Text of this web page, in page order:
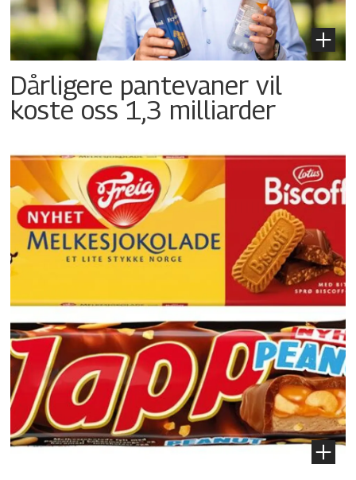
Dårligere pantevaner vil
koste oss 1,3 milliarder